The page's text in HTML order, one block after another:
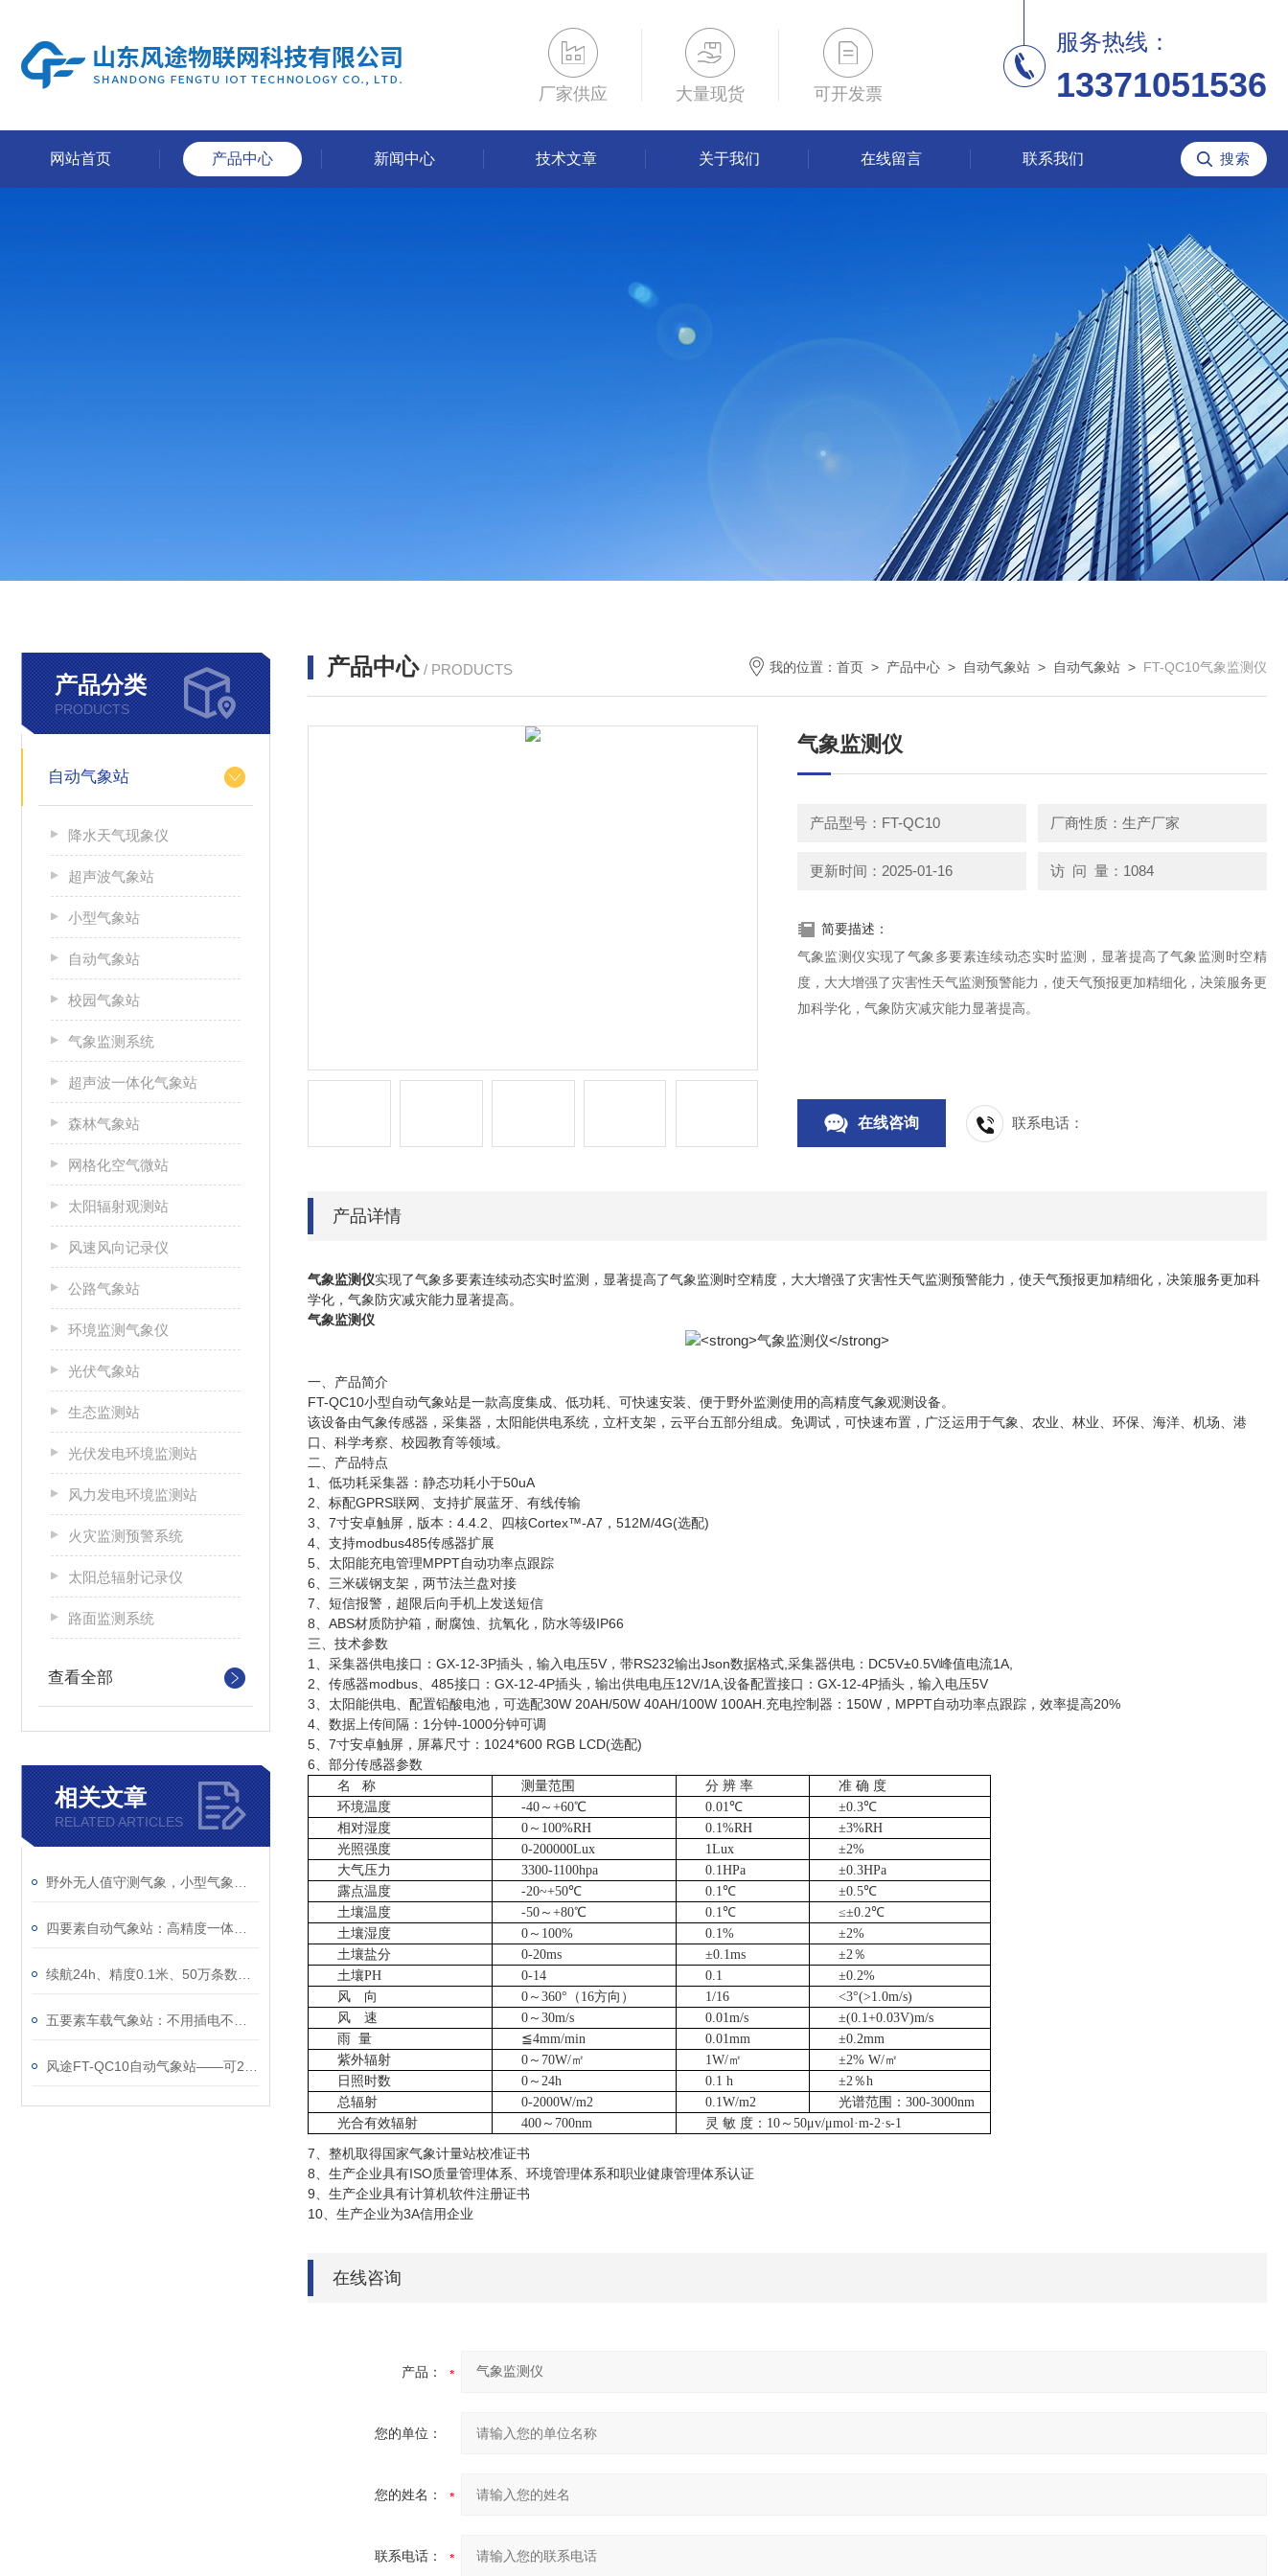
厂家供应 大量现货 可开发票
服务热线：
13371051536
网站首页 产品中心 新闻中心 技术文章 关于我们 在线留言 联系我们
产品分类
PRODUCTS
自动气象站
降水天气现象仪
超声波气象站
小型气象站
自动气象站
校园气象站
气象监测系统
超声波一体化气象站
森林气象站
网格化空气微站
太阳辐射观测站
风速风向记录仪
公路气象站
环境监测气象仪
光伏气象站
生态监测站
光伏发电环境监测站
风力发电环境监测站
火灾监测预警系统
太阳总辐射记录仪
路面监测系统
查看全部
相关文章
RELATED ARTICLES
产品中心 / PRODUCTS 我的位置： 首页 > 产品中心 > 自动气象站 > 自动气象站 > FT-QC10气象监测仪
气象监测仪
产品型号：FT-QC10 厂商性质：生产厂家
更新时间：2025-01-16 访 问 量：1084
简要描述：
气象监测仪实现了气象多要素连续动态实时监测，显著提高了气象监测时空精
度，大大增强了灾害性天气监测预警能力，使天气预报更加精细化，决策服务更
加科学化，气象防灾减灾能力显著提高。
在线咨询 联系电话：
产品详情
气象监测仪实现了气象多要素连续动态实时监测，显著提高了气象监测时空精度，大大增强了灾害性天气监测预警能力，使天气预报更加精细化，决策服务更加科
学化，气象防灾减灾能力显著提高。
气象监测仪
一、产品简介
FT-QC10小型自动气象站是一款高度集成、低功耗、可快速安装、便于野外监测使用的高精度气象观测设备。
该设备由气象传感器，采集器，太阳能供电系统，立杆支架，云平台五部分组成。免调试，可快速布置，广泛运用于气象、农业、林业、环保、海洋、机场、港
口、科学考察、校园教育等领域。
二、产品特点
1、低功耗采集器：静态功耗小于50uA
2、标配GPRS联网、支持扩展蓝牙、有线传输
3、7寸安卓触屏，版本：4.4.2、四核Cortex™-A7，512M/4G(选配)
4、支持modbus485传感器扩展
5、太阳能充电管理MPPT自动功率点跟踪
6、三米碳钢支架，两节法兰盘对接
7、短信报警，超限后向手机上发送短信
8、ABS材质防护箱，耐腐蚀、抗氧化，防水等级IP66
三、技术参数
1、采集器供电接口：GX-12-3P插头，输入电压5V，带RS232输出Json数据格式,采集器供电：DC5V±0.5V峰值电流1A,
2、传感器modbus、485接口：GX-12-4P插头，输出供电电压12V/1A,设备配置接口：GX-12-4P插头，输入电压5V
3、太阳能供电、配置铅酸电池，可选配30W 20AH/50W 40AH/100W 100AH.充电控制器：150W，MPPT自动功率点跟踪，效率提高20%
4、数据上传间隔：1分钟-1000分钟可调
5、7寸安卓触屏，屏幕尺寸：1024*600 RGB LCD(选配)
6、部分传感器参数
名 称 测量范围 分 辨 率 准 确 度
环境温度
-40～+60℃ 0.01℃
±0.3℃
相对湿度
0～100%RH 0.1%RH
±3%RH
光照强度
0-200000Lux 1Lux
±2%
大气压力
3300-1100hpa 0.1HPa
±0.3HPa
露点温度
-20~+50℃ 0.1℃
±0.5℃
土壤温度
-50～+80℃ 0.1℃
≤±0.2℃
土壤湿度
0～100% 0.1%
±2%
土壤盐分
0-20ms ±0.1ms
±2％
土壤PH 0-14 0.1
±0.2%
风 向
0～360°（16方向） 1/16
<3°(>1.0m/s)
风 速
0～30m/s 0.01m/s
±(0.1+0.03V)m/s
雨 量 ≦4mm/min 0.01mm
±0.2mm
紫外辐射
0～70W/㎡ 1W/㎡
±2% W/㎡
日照时数
0～24h 0.1 h
±2％h
总辐射
0-2000W/m2 0.1W/m2 光谱范围： 300-3000nm
光合有效辐射
400～700nm 灵 敏 度：10～50μv/μmol·m-2·s-1
7、整机取得国家气象计量站校准证书
8、生产企业具有ISO质量管理体系、环境管理体系和职业健康管理体系认证
9、生产企业具有计算机软件注册证书
10、生产企业为3A信用企业
在线咨询
产品：
您的单位：
您的姓名：
联系电话：